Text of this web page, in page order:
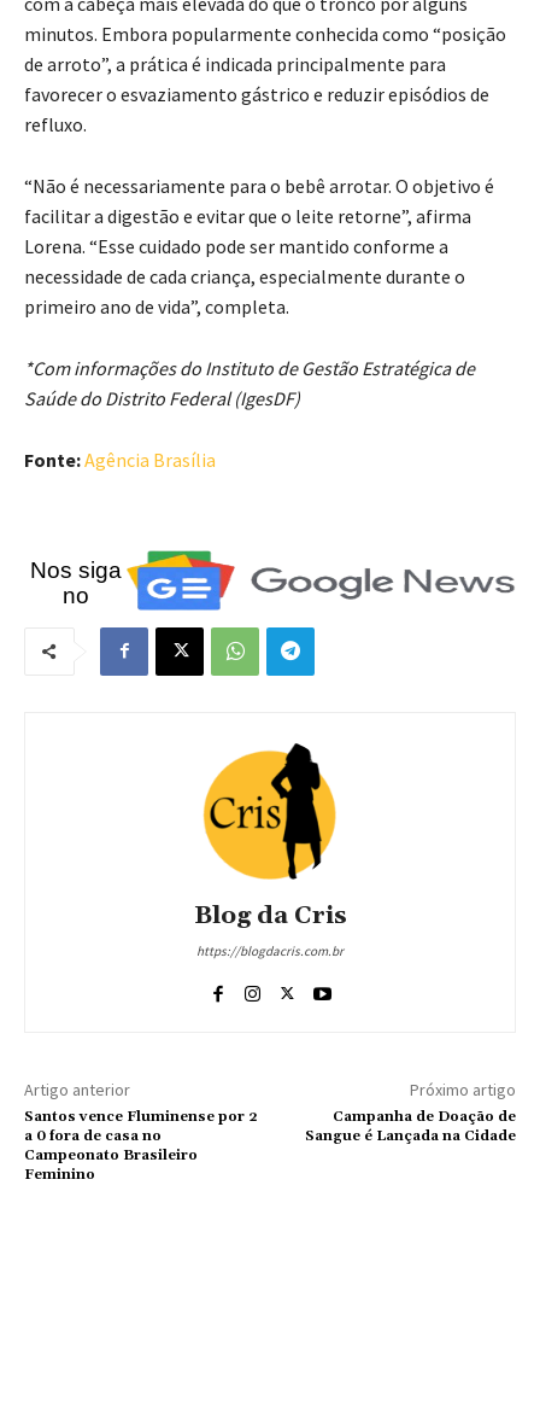
minutos. Embora popularmente conhecida como “posição
de arroto”, a prática é indicada principalmente para
favorecer o esvaziamento gástrico e reduzir episódios de
refluxo.
“Não é necessariamente para o bebê arrotar. O objetivo é
facilitar a digestão e evitar que o leite retorne”, afirma
Lorena. “Esse cuidado pode ser mantido conforme a
necessidade de cada criança, especialmente durante o
primeiro ano de vida”, completa.
*Com informações do Instituto de Gestão Estratégica de
Saúde do Distrito Federal (IgesDF)
Fonte:Agência Brasília
Nos siga
no
Blog da Cris
https://blogdacris.com.br
Artigo anterior
Santos vence Fluminense por 2
a 0 fora de casa no
Campeonato Brasileiro
Feminino
Próximo artigo
Campanha de Doação de
Sangue é Lançada na Cidade